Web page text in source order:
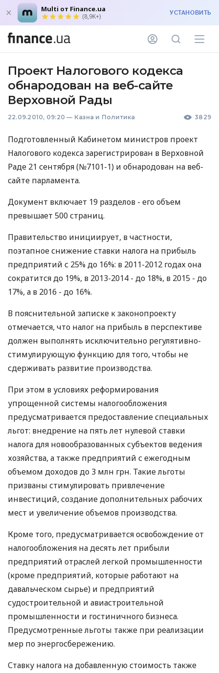
Multi от Finance.ua
(8,9K+) УСТАНОВИТЬ
Проект Налогового кодекса
обнародован на веб-сайте
Верховной Рады
22.09.2010, 09:20 — Казна и Политика 3829
Подготовленный Кабинетом министров проект
Налогового кодекса зарегистрирован в Верховной
Раде 21 сентября (№7101-1) и обнародован на веб-
сайте парламента.
Документ включает 19 разделов - его объем
превышает 500 страниц.
Правительство инициирует, в частности,
поэтапное снижение ставки налога на прибыль
предприятий с 25% до 16%: в 2011-2012 годах она
сократится до 19%, в 2013-2014 - до 18%, в 2015 - до
17%, а в 2016 - до 16%.
В пояснительной записке к законопроекту
отмечается, что налог на прибыль в перспективе
должен выполнять исключительно регулятивно-
стимулирующую функцию для того, чтобы не
сдерживать развитие производства.
При этом в условиях реформирования
упрощенной системы налогообложения
предусматривается предоставление специальных
льгот: внедрение на пять лет нулевой ставки
налога для новообразованных субъектов ведения
хозяйства, а также предприятий с ежегодным
объемом доходов до 3 млн грн. Такие льготы
призваны стимулировать привлечение
инвестиций, создание дополнительных рабочих
мест и увеличение объемов производства.
Кроме того, предусматривается освобождение от
налогообложения на десять лет прибыли
предприятий отраслей легкой промышленности
(кроме предприятий, которые работают на
давальческом сырье) и предприятий
судостроительной и авиастроительной
промышленности и гостиничного бизнеса.
Предусмотренные льготы также при реализации
мер по энергосбережению.
Ставку налога на добавленную стоимость также